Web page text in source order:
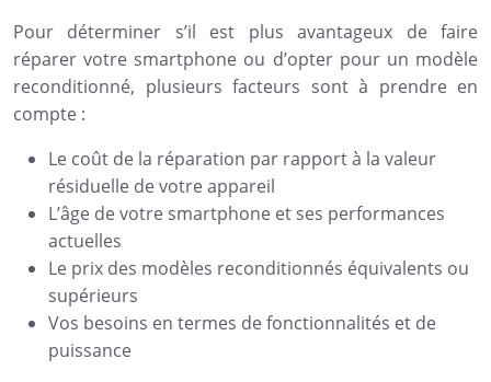
Pour déterminer s’il est plus avantageux de faire
réparer votre smartphone ou d’opter pour un modèle
reconditionné, plusieurs facteurs sont à prendre en
compte :
Le coût de la réparation par rapport à la valeur
résiduelle de votre appareil
L’âge de votre smartphone et ses performances
actuelles
Le prix des modèles reconditionnés équivalents ou
supérieurs
Vos besoins en termes de fonctionnalités et de
puissance